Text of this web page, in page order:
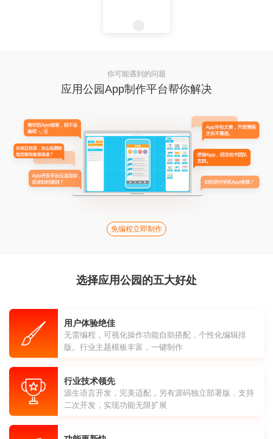
你可能遇到的问题
应用公园App制作平台帮你解决
免编程立即制作
选择应用公园的五大好处
用户体验绝佳
无需编程，可视化操作功能自助搭配，个性化编辑排
版。行业主题模板丰富，一键制作
行业技术领先
源生语言开发，完美适配，另有源码独立部署版，支持
二次开发，实现功能无限扩展